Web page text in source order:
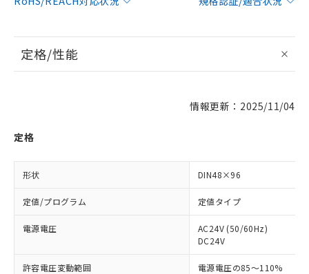
定格/性能
情報更新：2025/11/04
定格
形状 DIN48×96
定値/プログラム 定値タイプ
電源電圧
AC24V (50/60Hz)
DC24V
許容電圧変動範囲 電源電圧の85～110%